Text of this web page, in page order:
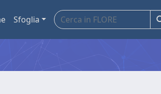
Sfoglia